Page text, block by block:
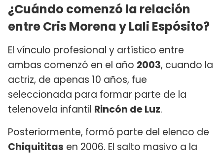
¿Cuándo comenzó la relación
entre Cris Morena y Lali Espósito?
El vínculo profesional y artístico entre
ambas comenzó en el año 2003, cuando la
actriz, de apenas 10 años, fue
seleccionada para formar parte de la
telenovela infantil Rincón de Luz.
Posteriormente, formó parte del elenco de
Chiquititas en 2006. El salto masivo a la